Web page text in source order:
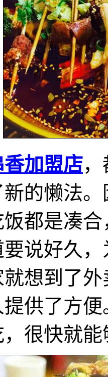
香加盟店
的懒法
都是凑
说好久
想到了
供了方
很快就